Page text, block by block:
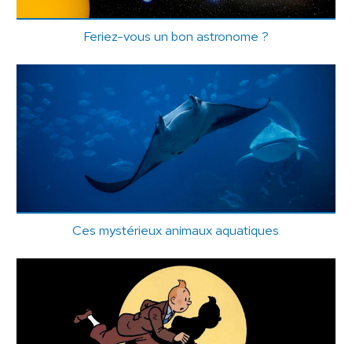
Feriez-vous un bon astronome ?
Ces mystérieux animaux aquatiques